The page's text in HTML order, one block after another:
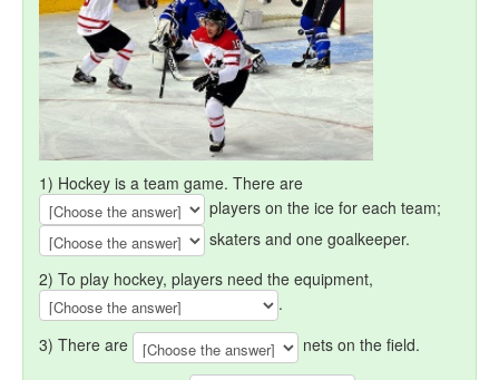
1) Hockey is a team game. There are
players on the ice for each team;
skaters and one goalkeeper.
2) To play hockey, players need the equipment,
.
3) There are
nets on the field.